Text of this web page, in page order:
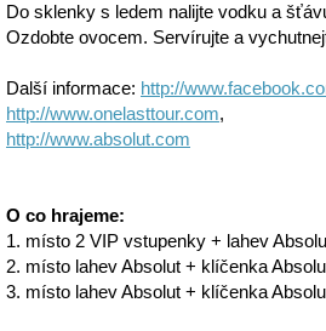
Do sklenky s ledem nalijte vodku a
Ozdobte ovocem. Servírujte a
Další informace: http://
http://www.onelasttour.com,
http://www.absolut.com
O co hrajeme:
1. místo 2 VIP vstupenky + lahev
2. místo lahev Absolut + klíčenka
3. místo lahev Absolut + klíčenka